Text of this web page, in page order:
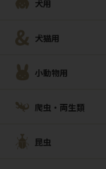
犬用
犬猫用
小動物用
爬虫・両生類
昆虫